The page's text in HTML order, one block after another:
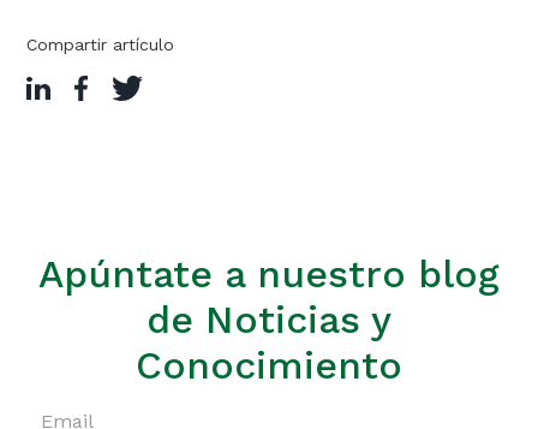
Compartir artículo
Apúntate a nuestro blog
de Noticias y
Conocimiento